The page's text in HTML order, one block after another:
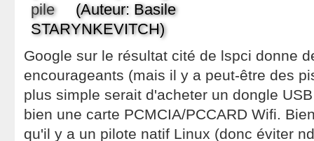
pile
(Auteur: Basile
STARYNKEVITCH)
Google sur le résultat cité de lspci donne
encourageants (mais il y a peut-être des
plus simple serait d'acheter un dongle
bien une carte PCMCIA/PCCARD Wifi.
qu'il y a un pilote natif Linux (donc éviter